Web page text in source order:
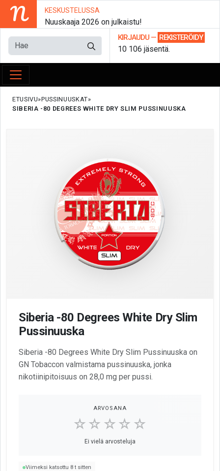
N KESKUSTELUSSA
Nuuskaaja 2026 on julkaistu!
KIRJAUDU — REKISTERÖIDY
10 106 jäsentä.
ETUSIVU PUSSINUUSKAT
SIBERIA -80 DEGREES WHITE DRY SLIM PUSSINUUSKA
Siberia -80 Degrees White Dry Slim
Pussinuuska
Siberia -80 Degrees White Dry Slim Pussinuuska on
GN Tobaccon valmistama pussinuuska, jonka
nikotiinipitoisuus on 28,0 mg per pussi.
ARVOSANA
☆☆☆☆☆
Ei vielä arvosteluja
Viimeksi katsottu 8 t sitten